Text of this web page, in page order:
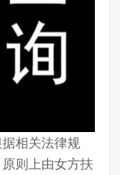
相关法律规
则上由女方扶